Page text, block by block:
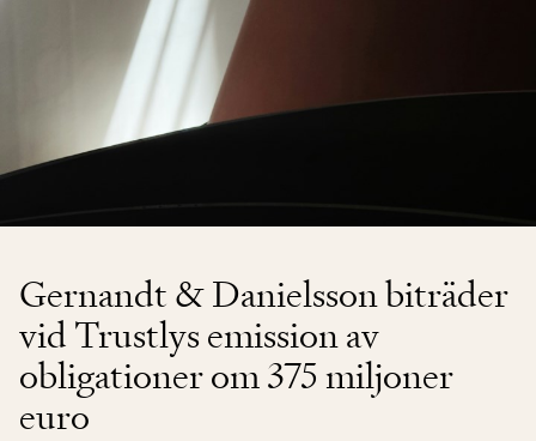
Gernandt & Danielsson biträder
vid Trustlys emission av
obligationer om 375 miljoner
euro